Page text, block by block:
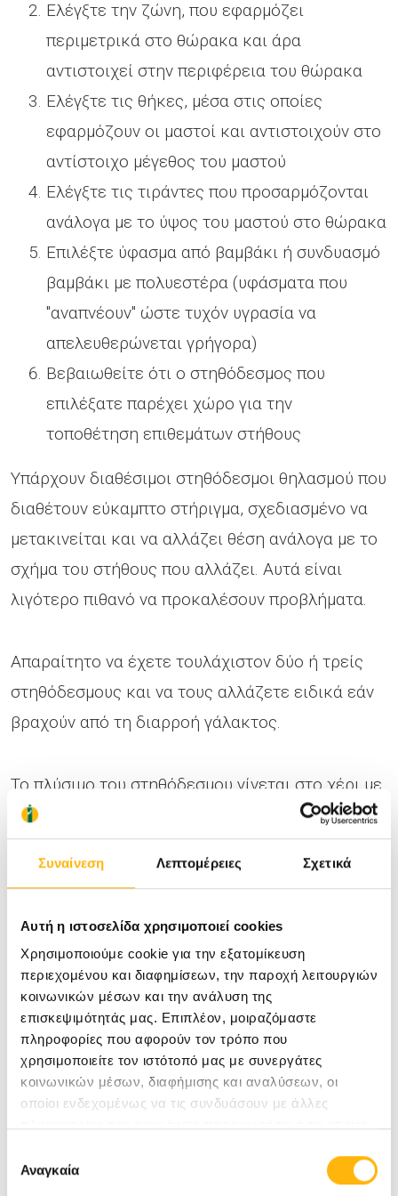
Συναίνεση Λεπτομέρειες Σχετικά
Αυτή η ιστοσελίδα χρησιμοποιεί cookies
Χρησιμοποιούμε cookie για την εξατομίκευση
περιεχομένου και διαφημίσεων, την παροχή λειτουργιών
κοινωνικών μέσων και την ανάλυση της
επισκεψιμότητάς μας. Επιπλέον, μοιραζόμαστε
πληροφορίες που αφορούν τον τρόπο που
χρησιμοποιείτε τον ιστότοπό μας με συνεργάτες
κοινωνικών μέσων, διαφήμισης και αναλύσεων, οι
οποίοι ενδεχομένως να τις συνδυάσουν με άλλες
των υπηρεσιών τους.
συγκατάθεσης
Αναγκαία
Ελέγξτε την ζώνη, που εφαρμόζει
περιμετρικά στο θώρακα και άρα
αντιστοιχεί στην περιφέρεια του θώρακα
Ελέγξτε τις θήκες, μέσα στις οποίες
εφαρμόζουν οι μαστοί και αντιστοιχούν στο
αντίστοιχο μέγεθος του μαστού
Ελέγξτε τις τιράντες που προσαρμόζονται
ανάλογα με το ύψος του μαστού στο θώρακα
Επιλέξτε ύφασμα από βαμβάκι ή συνδυασμό
βαμβάκι με πολυεστέρα (υφάσματα που
"αναπνέουν" ώστε τυχόν υγρασία να
απελευθερώνεται γρήγορα)
Βεβαιωθείτε ότι ο στηθόδεσμος που
επιλέξατε παρέχει χώρο για την
τοποθέτηση επιθεμάτων στήθους
Υπάρχουν διαθέσιμοι στηθόδεσμοι θηλασμού που
διαθέτουν εύκαμπτο στήριγμα, σχεδιασμένο να
μετακινείται και να αλλάζει θέση ανάλογα με το
σχήμα του στήθους που αλλάζει. Αυτά είναι
λιγότερο πιθανό να προκαλέσουν προβλήματα.
Απαραίτητο να έχετε τουλάχιστον δύο ή τρείς
στηθόδεσμους και να τους αλλάζετε ειδικά εάν
βραχούν από τη διαρροή γάλακτος.
Το πλύσιμο του στηθόδεσμου γίνεται στο χέρι με
ήπιο υγρό σαπούνι, για μεγαλύτερο διάστημα
αντοχής του, διότι στο πλυντήριο αλλοιώνεται
ευκολότερα η υφή του και μειώνεται η αντοχή
Η χρήση στηθόδεσμου ή όχι κατά το θηλασμό
δεν συνδέεται με την χαλάρωση του στήθους
μελλοντικά
Η χαλάρωση του στήθους εξαρτάται από
η μεγάλη πρόσληψη βάρους ή η απότομη